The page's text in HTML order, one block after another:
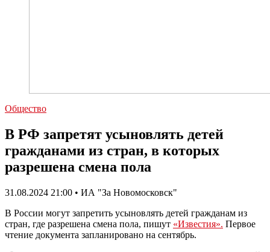
Общество
В РФ запретят усыновлять детей
гражданами из стран, в которых
разрешена смена пола
31.08.2024 21:00 • ИА "За Новомосковск"
В России могут запретить усыновлять детей гражданам из
стран, где разрешена смена пола, пишут «Известия». Первое
чтение документа запланировано на сентябрь.